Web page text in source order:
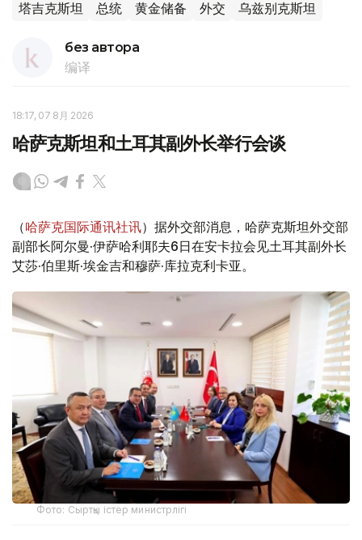
塔吉克斯坦 总统 黄金储备 外交 乌兹别克斯坦
без автора
编译
18:17, 07 8月 2026
哈萨克斯坦和土耳其副外长举行会谈
（哈萨克国际通讯社讯）据外交部消息，哈萨克斯坦外交部
副部长阿尔曼·伊萨哈利耶夫6日在安卡拉会见土耳其副外长
艾莎·伯里斯·埃金吉和穆萨·库拉克利卡亚。
Фото: Сыртқы істер министрлігі